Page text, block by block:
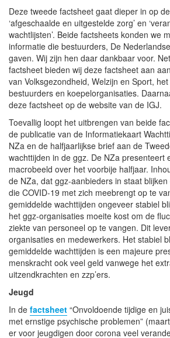
Deze tweede factsheet gaat dieper in op
‘afgeschaalde en uitgestelde zorg’ en
wachtlijsten’. Beide factsheets konden we
informatie die bestuurders, De
gaven. Wij zijn hen daar dankbaar voor.
factsheet bieden wij deze factsheet aan
van Volksgezondheid, Welzijn en Sport,
bestuurders en koepelorganisaties.
deze factsheet op de website van de IGJ.
Toevallig loopt het uitbrengen van beide
de publicatie van de Informatiekaart
NZa en de halfjaarlijkse brief aan de
wachttijden in de ggz. De NZa presenteert
macrobeeld over het voorbije halfjaar.
de NZa, dat ggz-aanbieders in staat
die COVID-19 met zich meebrengt op te
gemiddelde wachttijden ongeveer stabiel
het ggz-organisaties moeite kost om de
ziekte van personeel op te vangen. Dit
organisaties en medewerkers. Het stabiel
gemiddelde wachttijden is een majeure
menskracht ook veel geld vanwege het
uitzendkrachten en zzp’ers.
Jeugd
In de factsheet “Onvoldoende tijdige en
met ernstige psychische problemen”
er voor jeugdigen door corona veel